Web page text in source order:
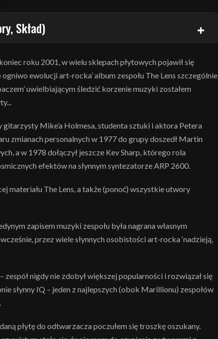
Skład)
roku 2001, w wielu sklepach płytowych pojawił się
ewolucji art-rocka’ album zespołu The Lens szczególnie
uwielbiającym śledzić korzenie muzyki zostałem
Mike’a Holmesa, studenta sztuki i aktora Petera
zmianach personalnych w 1977 do grupy doszedł Martin
a w 1978 dołączył jeszcze Kev Sharp, którego rola
efektów na słynnym syntezatorze ARP 2600.
materiału The Lens, a także (ponoć) wszystkie utwory
zapisem muzyki zespołu była nagrana własnym
przez wiele słynnych osobistości art-rocka ‘nadzieją,
nigdy nie zdobył większej popularności i rozwiązał się
słynny IQ – jeden z najlepszych (obok Marillionu) zespołów
płytę do odtwarzacza poczułem się troszkę oszukany.